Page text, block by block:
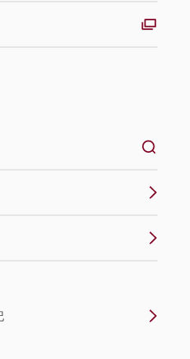
ードプラン
で
プランです。 ビジネスに
イキング [レ...